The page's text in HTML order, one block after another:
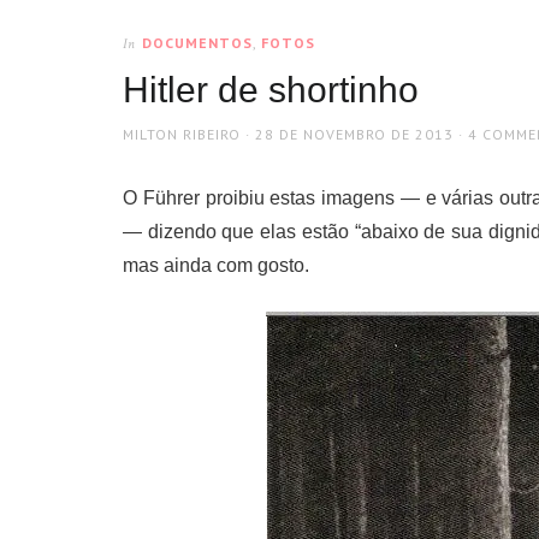
In DOCUMENTOS, FOTOS
Hitler de shortinho
AUTHOR
MILTON RIBEIRO
POSTED
28 DE NOVEMBRO DE 2013 4
O Führer proibiu estas imagens — e várias
— dizendo que elas estão “abaixo de sua
mas ainda com gosto.